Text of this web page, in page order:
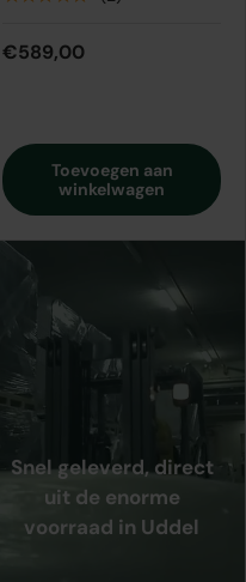
€589,00
Toevoegen aan
winkelwagen
Snel geleverd, direct
uit de enorme
voorraad in Uddel